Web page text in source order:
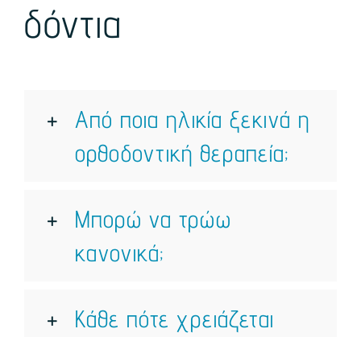
δόντια
Από ποια ηλικία ξεκινά η
ορθοδοντική θεραπεία;
Μπορώ να τρώω
κανονικά;
Κάθε πότε χρειάζεται